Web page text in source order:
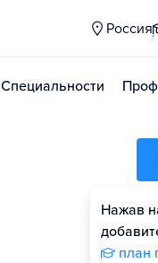
Россия
Специальности
Нажав
план